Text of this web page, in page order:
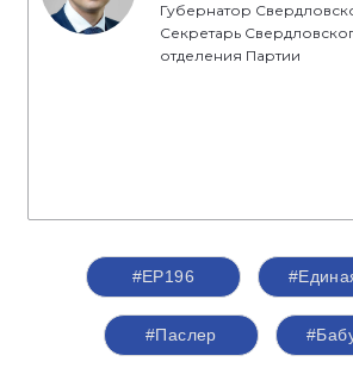
Губернатор
Секретарь
отделения Партии
#ЕР196
#Паслер